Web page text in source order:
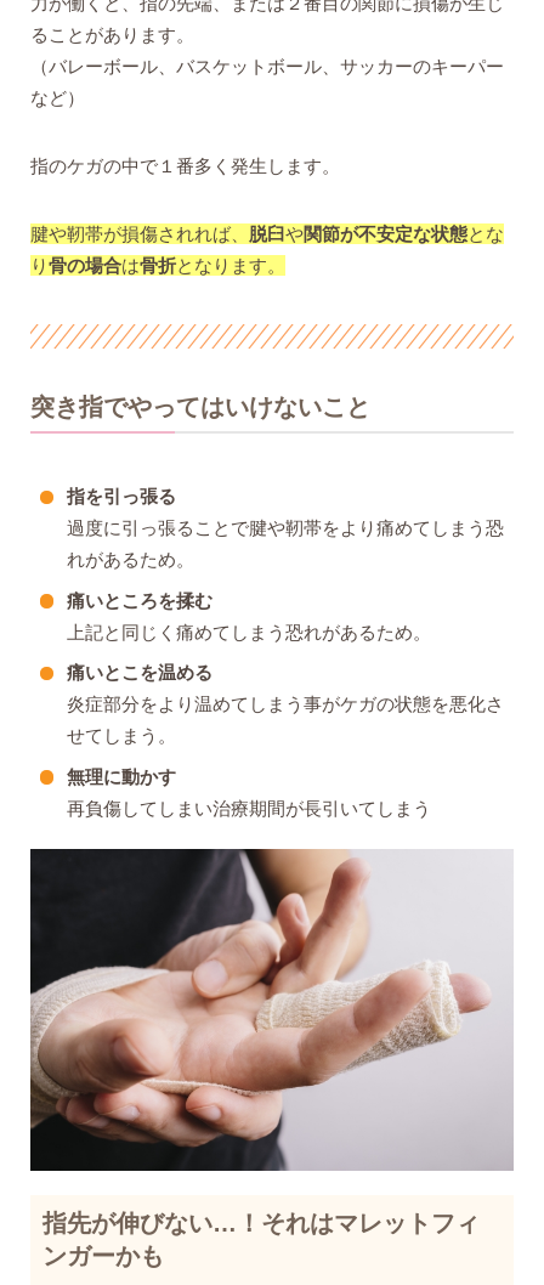
ることがあります。
（バレーボール、バスケットボール、サッカーのキーパー
など）
指のケガの中で１番多く発生します。
腱や靭帯が損傷されれば、 脱臼や関節が不安定な状態とな
り骨の場合は骨折となります。
突き指でやってはいけないこと
指を引っ張る
過度に引っ張ることで腱や靭帯をより痛めてしまう恐
れがあるため。
痛いところを揉む
上記と同じく痛めてしまう恐れがあるため。
痛いとこを温める
炎症部分をより温めてしまう事がケガの状態を悪化さ
せてしまう。
無理に動かす
再負傷してしまい治療期間が長引いてしまう
指先が伸びない…！それはマレットフィ
ンガーかも